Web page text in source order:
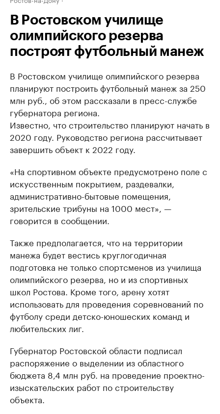
В Ростовском училище
олимпийского резерва
построят футбольный манеж
В Ростовском училище олимпийского резерва
планируют построить футбольный манеж за 250
млн руб., об этом рассказали в пресс-службе
губернатора региона.
Известно, что строительство планируют начать в
2020 году. Руководство региона рассчитывает
завершить объект к 2022 году.
«На спортивном объекте предусмотрено поле с
искусственным покрытием, раздевалки,
административно-бытовые помещения,
зрительские трибуны на 1000 мест», —
говорится в сообщении.
Также предполагается, что на территории
манежа будет вестись круглогодичная
подготовка не только спортсменов из училища
олимпийского резерва, но и из спортивных
школ Ростова. Кроме того, арену хотят
использовать для проведения соревнований по
футболу среди детско-юношеских команд и
любительских лиг.
Губернатор Ростовской области подписал
распоряжение о выделении из областного
бюджета 8,4 млн руб. на проведение проектно-
изыскательских работ по строительству
объекта.